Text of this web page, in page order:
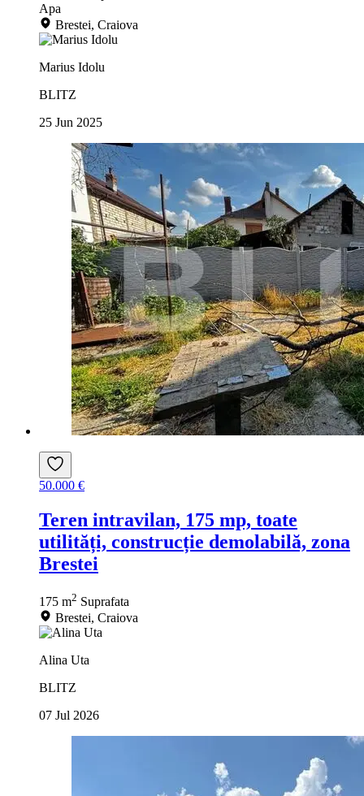
Apa
Brestei, Craiova
Marius Idolu
BLITZ
25 Jun 2025
50.000 €
Teren intravilan, 175 mp, toate
utilități, construcție demolabilă, zona
Brestei
175 m2 Suprafata
Brestei, Craiova
Alina Uta
BLITZ
07 Jul 2026